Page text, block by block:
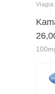
Viagra